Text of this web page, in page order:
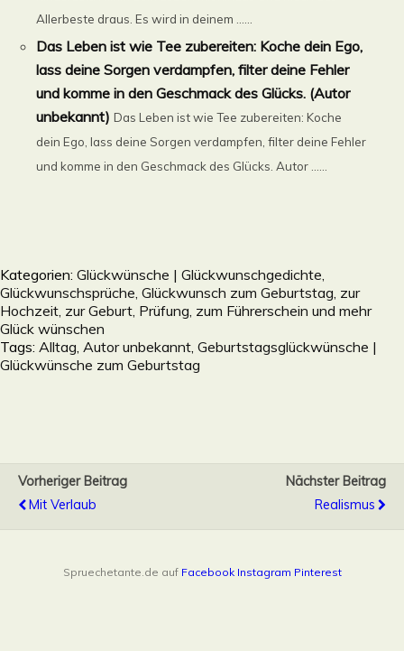
Allerbeste draus. Es wird in deinem ......
Das Leben ist wie Tee zubereiten: Koche dein Ego,
lass deine Sorgen verdampfen, filter deine Fehler
und komme in den Geschmack des Glücks. (Autor
unbekannt) Das Leben ist wie Tee zubereiten: Koche
dein Ego, lass deine Sorgen verdampfen, filter deine Fehler
und komme in den Geschmack des Glücks. Autor ......
Kategorien: Glückwünsche | Glückwunschgedichte,
Glückwunschsprüche, Glückwunsch zum Geburtstag, zur
Hochzeit, zur Geburt, Prüfung, zum Führerschein und mehr
Glück wünschen
Tags: Alltag Autor unbekannt Geburtstagsglückwünsche |
Glückwünsche zum Geburtstag
Vorheriger Beitrag
Mit Verlaub
Nächster Beitrag
Realismus
Spruechetante.de auf Facebook Instagram Pinterest